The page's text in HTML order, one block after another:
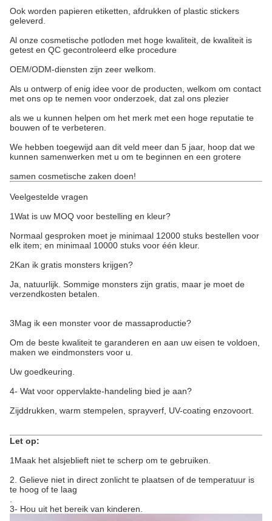
Ook worden papieren etiketten, afdrukken of plastic stickers
geleverd.
Al onze cosmetische potloden met hoge kwaliteit, de kwaliteit is
getest en QC gecontroleerd elke procedure
OEM/ODM-diensten zijn zeer welkom.
Als u ontwerp of enig idee voor de producten, welkom om contact
met ons op te nemen voor onderzoek, dat zal ons plezier
als we u kunnen helpen om het merk met een hoge reputatie te
bouwen of te verbeteren.
We hebben toegewijd aan dit veld meer dan 5 jaar, hoop dat we
kunnen samenwerken met u om te beginnen en een grotere
samen cosmetische zaken doen!
Veelgestelde vragen
1Wat is uw MOQ voor bestelling en kleur?
Normaal gesproken moet je minimaal 12000 stuks bestellen voor
elk item; en minimaal 10000 stuks voor één kleur.
2Kan ik gratis monsters krijgen?
Ja, natuurlijk. Sommige monsters zijn gratis, maar je moet de
verzendkosten betalen.
3Mag ik een monster voor de massaproductie?
Om de beste kwaliteit te garanderen en aan uw eisen te voldoen,
maken we eindmonsters voor u.
Uw goedkeuring.
4- Wat voor oppervlakte-handeling bied je aan?
Zijddrukken, warm stempelen, sprayverf, UV-coating enzovoort.
Let op:
1Maak het alsjeblieft niet te scherp om te gebruiken.
2. Gelieve niet in direct zonlicht te plaatsen of de temperatuur is
te hoog of te laag
3- Hou uit het bereik van kinderen.